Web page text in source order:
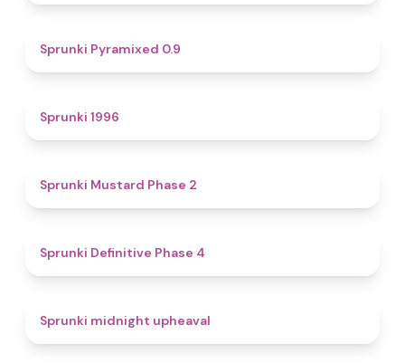
Sprunki Pyramixed 0.9
Sprunki 1996
Sprunki Mustard Phase 2
Sprunki Definitive Phase 4
Sprunki midnight upheaval